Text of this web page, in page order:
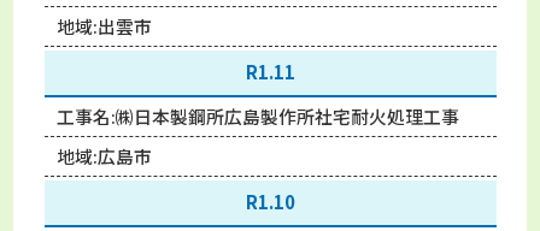
地域:出雲市
R1.11
工事名:㈱日本製鋼所広島製作所社宅耐火処理工事
地域:広島市
R1.10